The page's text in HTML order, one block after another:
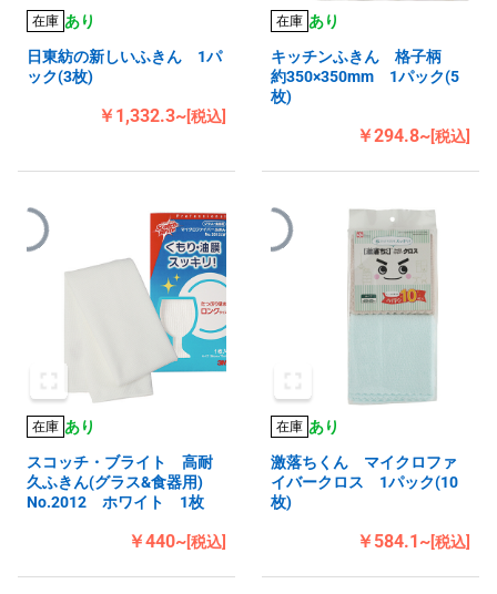
在庫 あり
日東紡の新しいふきん 1パ
ック(3枚)
￥1,332.3~[税込]
在庫 あり
キッチンふきん 格子柄
約350×350mm 1パック(5
枚)
￥294.8~[税込]
在庫 あり
スコッチ・ブライト 高耐
久ふきん(グラス&食器用)
No.2012 ホワイト 1枚
￥440~[税込]
在庫 あり
激落ちくん マイクロファ
イバークロス 1パック(10
枚)
￥584.1~[税込]